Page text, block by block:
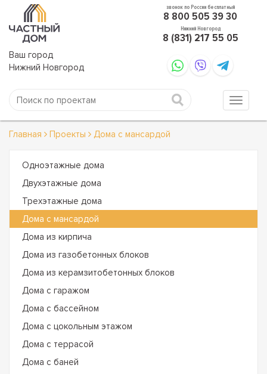
звонок по России бесплатный
8 800 505 39 30
Нижний Новгород
8 (831) 217 55 05
Ваш город
Нижний Новгород
Главная Проекты Дома с мансардой
Одноэтажные дома
Двухэтажные дома
Трехэтажные дома
Дома с мансардой
Дома из кирпича
Дома из газобетонных блоков
Дома из керамзитобетонных блоков
Дома с гаражом
Дома с бассейном
Дома с цокольным этажом
Дома с террасой
Дома с баней